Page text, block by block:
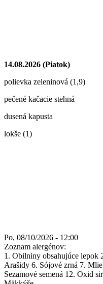
14.08.2026 (Piatok)
polievka zeleninová (1,9)
pečené kačacie stehná
dusená kapusta
lokše (1)
Po, 08/10/2026 - 12:00
Zoznam alergénov:
1. Obilniny obsahujúce lepok
Arašidy 6. Sójové zrná 7.
Sezamové semená 12. Oxid